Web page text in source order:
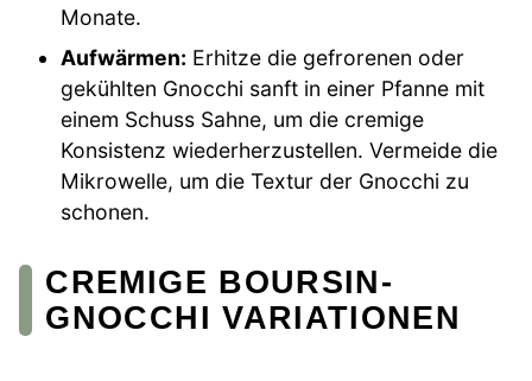
Monate.
Aufwärmen: Erhitze die gefrorenen oder
gekühlten Gnocchi sanft in einer Pfanne mit
einem Schuss Sahne, um die cremige
Konsistenz wiederherzustellen. Vermeide die
Mikrowelle, um die Textur der Gnocchi zu
schonen.
CREMIGE BOURSIN-
GNOCCHI VARIATIONEN